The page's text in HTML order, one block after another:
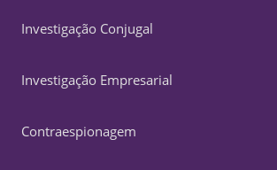
Investigação Conjugal
Investigação Empresarial
Contraespionagem